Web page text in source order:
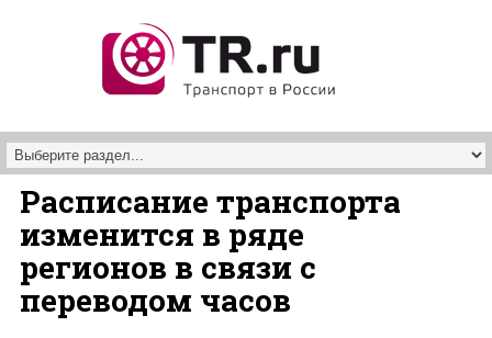
Расписание транспорта
изменится в ряде
регионов в связи с
переводом часов